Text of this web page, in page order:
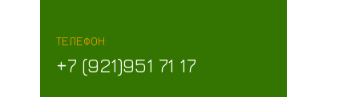
ТЕЛЕФОН:
+7 (921)951 71 17